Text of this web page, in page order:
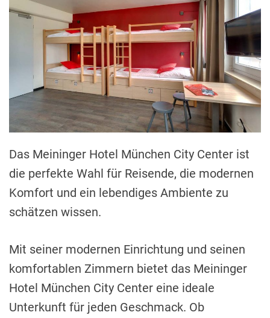
Das Meininger Hotel München City Center ist
die perfekte Wahl für Reisende, die modernen
Komfort und ein lebendiges Ambiente zu
schätzen wissen.
Mit seiner modernen Einrichtung und seinen
komfortablen Zimmern bietet das Meininger
Hotel München City Center eine ideale
Unterkunft für jeden Geschmack. Ob